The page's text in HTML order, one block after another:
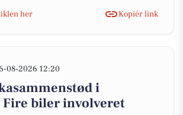
her
Kopiér link
08-2026 12:20
i
Fire biler involveret